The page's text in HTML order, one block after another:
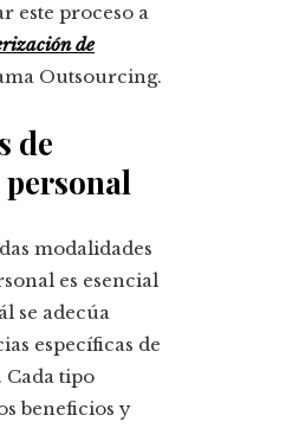
este proceso a
de
Outsourcing.
de
personal
modalidades
es esencial
se adecúa
específicas de
Cada tipo
beneficios y